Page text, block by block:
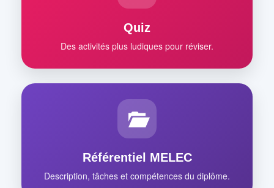
Quiz
Des activités plus ludiques pour réviser.
Référentiel MELEC
Description, tâches et compétences du diplôme.